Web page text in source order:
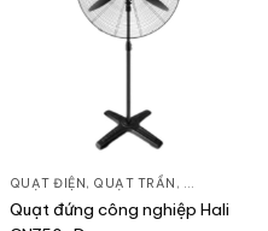
QUẠT ĐIỆN, QUẠT TRẦN , QUẠT
Quạt đứng công nghiệp Hali